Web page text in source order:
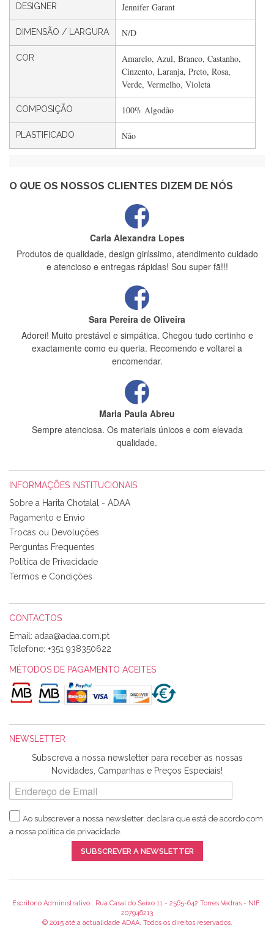
DESIGNER Jennifer Garant
DIMENSÃO / LARGURA N/D
COR
Amarelo, Azul, Branco, Castanho,
Cinzento, Laranja, Preto, Rosa,
Verde, Vermelho, Violeta
COMPOSIÇÃO 100% Algodão
PLASTIFICADO Não
O QUE OS NOSSOS CLIENTES DIZEM DE NÓS
Gostei ,Serviço bastante rápido. recomendo
Filipa Freire
Rápido, atendimento 5*. Hoje chegará a segunda encomenda
feita de muitas certamente❤️
estrelas
Carla Alexandra Lopes
Produtos de qualidade, design giríssimo, atendimento cuidado
e atencioso e entregas rápidas! Sou super fã!!!
Sara Pereira de Oliveira
Adorei! Muito prestável e simpática. Chegou tudo certinho e
exactamente como eu queria. Recomendo e voltarei a
encomendar.
Maria Paula Abreu
Sempre atenciosa. Os materiais únicos e com elevada
qualidade.
Tudo chegou em condições, pois os produtos vieram muito
bem acondicionados. Estou plenamente satisfeita com os
produtos adquiridos. Relativamente à bolsa, tem um tecido
com um padrão e cores muito bonitas e a execução está
perfeitíssima. Futuramente penso voltar a comprar na vossa
loja, têm excelentes artigos a um preço muito justo. A
Alexandra Morais
Olá boa Noite. Os meus tecidos chegaram hoje. Muito
obrigada pelo miminho que dá um jeitaço pras minhas linhas
de bordar e não sei o que pões nos tecidos, mas que cheiram
maravilhosamente ... cheiram! :) Muito Obrigada.
Harita a minha encomenda já chegou. :) Muito obrigada pela
rapidez no envio, pela qualidade dos materiais que me
enviaste e pela simpatia de sempre. :)
Catarina Amaro
5 estrelas. Gosto muito do serviço. A Harita Chotalal é muito
Recomendo.
INFORMAÇÕES INSTITUCIONAIS
Sobre a Harita Chotalal - ADAA
Pagamento e Envio
Trocas ou Devoluções
Perguntas Frequentes
Política de Privacidade
Termos e Condições
CONTACTOS
Email:
Telefone: +351 938350622
MÉTODOS DE PAGAMENTO ACEITES
NEWSLETTER
Subscreva a nossa newsletter para receber as nossas
Novidades, Campanhas e Preços Especiais!
Ao subscrever a nossa newsletter, declara que está de acordo com
a nossa política de privacidade.
SUBSCREVER A NEWSLETTER
Escritorio Administrativo : Rua Casal do Seixo 11 - 2565-642 Torres Vedras - NIF:
207946213
© 2015 até a actualidade ADAA. Todos os direitos reservados.